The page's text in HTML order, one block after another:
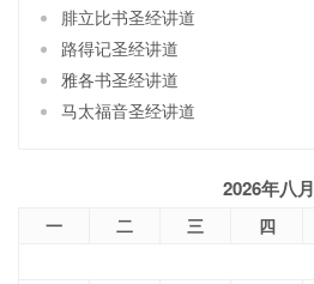
腓立比书圣经讲道
路得记圣经讲道
雅各书圣经讲道
马太福音圣经讲道
2026年八月
一 二 三 四